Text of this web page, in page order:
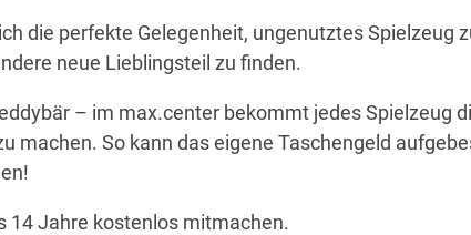
die perfekte Gelegenheit, ungenutztes Spielzeug
neue Lieblingsteil zu finden.
– im max.center bekommt jedes Spielzeug
machen. So kann das eigene Taschengeld
14 Jahre kostenlos mitmachen.